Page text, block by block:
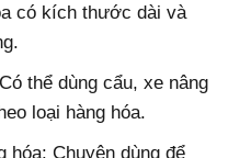
có kích thước dài và
thể dùng cẩu, xe nâng
loại hàng hóa.
hóa: Chuyên dùng để